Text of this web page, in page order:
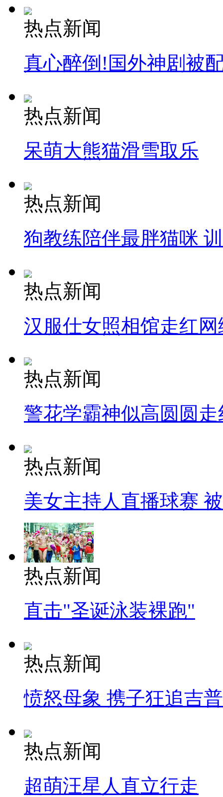
热点新闻
真心醉倒!国外神剧被
热点新闻
呆萌大熊猫滑雪取乐
热点新闻
狗教练陪伴最胖猫咪
热点新闻
汉服仕女照相馆走红网
热点新闻
警花学霸神似高圆圆走
热点新闻
美女主持人直播球赛
热点新闻
直击"圣诞泳装裸跑"
热点新闻
愤怒母象 携子狂追吉
热点新闻
超萌汪星人直立行走